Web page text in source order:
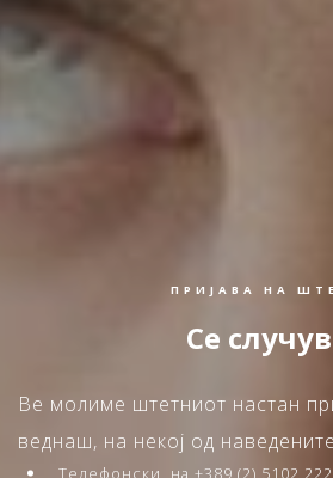
ПРИЈАВА НА
Се
Ве молиме штетниот настан
веднаш, на некој од
Телефонски, на +389 (2) 5102